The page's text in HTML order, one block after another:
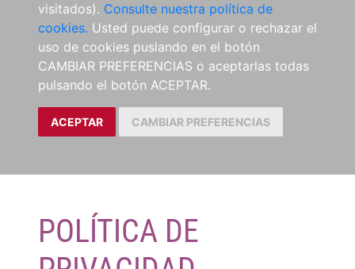
visitados). Consulte nuestra política de
cookies. Usted puede configurar o rechazar el
uso de cookies puslando en el botón
CAMBIAR PREFERENCIAS o aceptarlas todas
pulsando el botón ACEPTAR.
ACEPTAR CAMBIAR PREFERENCIAS
POLÍTICA DE